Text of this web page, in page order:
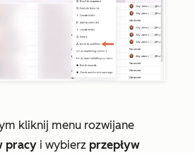
kliknij menu rozwijane
pracy i wybierz przepływ